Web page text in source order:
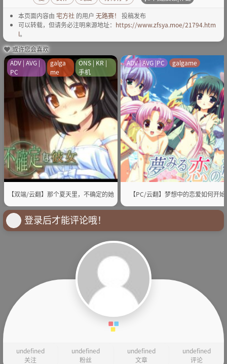
本页面内容由 宅方社 的用户 无路赛！
投稿发布
可以转载，但请务必注明来源地址： https://www.zfsya.moe/21794.htm
l。
或许您会喜欢
【双端/云翻】那个夏天里，不确定的她
ADV | AVG |
PC
galga
me
ONS | KR |
手机
【PC/云翻】梦想中的恋爱如何开始
ADV | AVG |PC galgame
登录后才能评论哦！
undefined
关注
undefined
粉丝
undefined
文章
undefined
评论